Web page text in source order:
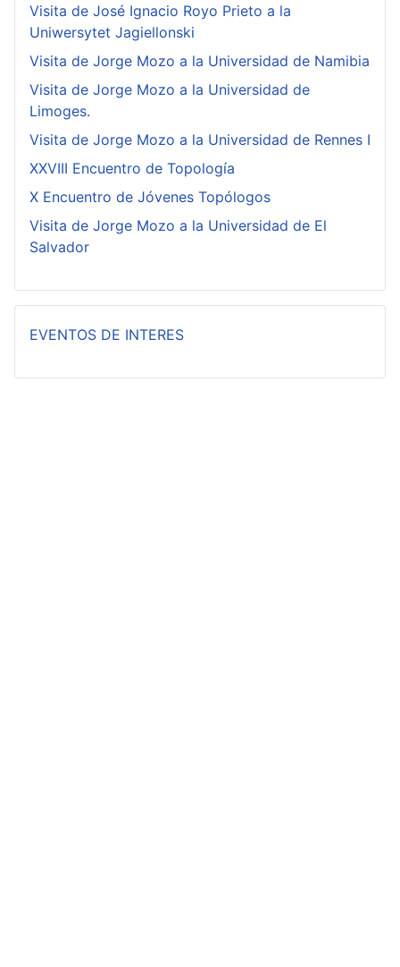
Visita de José Ignacio Royo Prieto a la
Uniwersytet Jagiellonski
Visita de Jorge Mozo a la Universidad de Namibia
Visita de Jorge Mozo a la Universidad de
Limoges.
Visita de Jorge Mozo a la Universidad de Rennes I
XXVIII Encuentro de Topología
X Encuentro de Jóvenes Topólogos
Visita de Jorge Mozo a la Universidad de El
Salvador
EVENTOS DE INTERES